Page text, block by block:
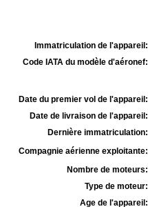
Immatriculation de l'appareil:
Code IATA du modèle d'aéronef:
Date du premier vol de l'appareil:
Date de livraison de l'appareil:
Dernière immatriculation:
Compagnie aérienne exploitante:
Nombre de moteurs:
Type de moteur:
Age de l'appareil: